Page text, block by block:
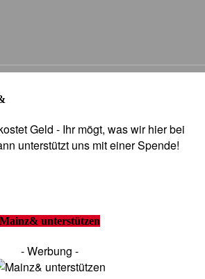
Geld - Ihr mögt, was wir hier bei
unterstützt uns mit einer Spende!
Mainz& unterstützen
- Werbung -